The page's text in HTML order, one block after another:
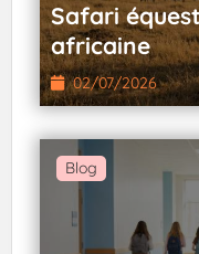
Safari
africaine
02/07/2026
Blog